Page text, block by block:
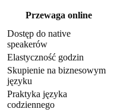
Przewaga online
Dostęp do native
speakerów
Elastyczność godzin
Skupienie na biznesowym
języku
Praktyka języka
codziennego